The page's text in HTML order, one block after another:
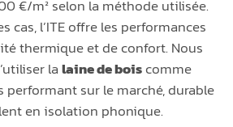
€/m² selon la méthode utilisée.
cas, l’ITE offre les performances
thermique et de confort. Nous
lalaine de boiscomme
performant sur le marché, durable
en isolation phonique.